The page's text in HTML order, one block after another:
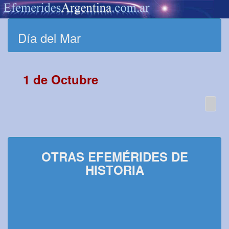
Día del Mar
1 de Octubre
OTRAS EFEMÉRIDES DE
HISTORIA